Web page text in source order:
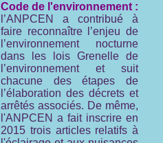
Code de l'environnement :
l’ANPCEN a contribué à
faire reconnaître l’enjeu de
l’environnement nocturne
dans les lois Grenelle de
l’environnement et suit
chacune des étapes de
l’élaboration des décrets et
arrêtés associés. De même,
l'ANPCEN a fait inscrire en
2015 trois articles relatifs à